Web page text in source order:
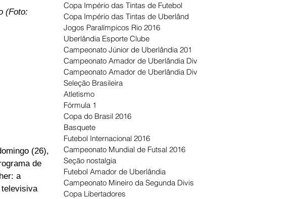
(Foto:
(26),
de
a
televisiva
Copa Império das Tintas de Futebol
Copa Império das Tintas de Uberlând
Jogos Paralímpicos Rio 2016
Uberlândia Esporte Clube
Campeonato Júnior de Uberlândia 201
Campeonato Amador de Uberlândia Div
Campeonato Amador de Uberlândia Div
Seleção Brasileira
Atletismo
Fórmula 1
Copa do Brasil 2016
Basquete
Futebol Internacional 2016
Campeonato Mundial de Futsal 2016
Seção nostalgia
Futebol Amador de Uberlândia
Campeonato Mineiro da Segunda Divis
Copa Libertadores